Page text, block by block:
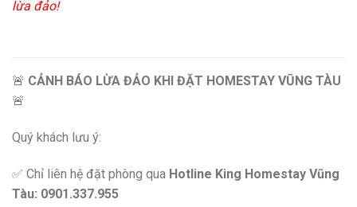
lừa đảo!
🚨 CẢNH BÁO LỪA ĐẢO KHI ĐẶT HOMESTAY VŨNG TÀU
🚨
Quý khách lưu ý:
✅ Chỉ liên hệ đặt phòng qua Hotline King Homestay Vũng
Tàu: 0901.337.955